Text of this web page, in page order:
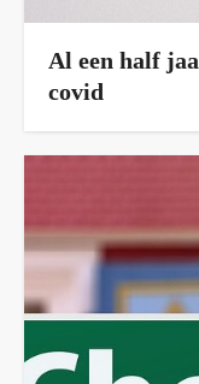
Al een half
covid